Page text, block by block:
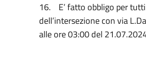
16. E’ fatto obbligo per
dell’intersezione con via
alle ore 03:00 del